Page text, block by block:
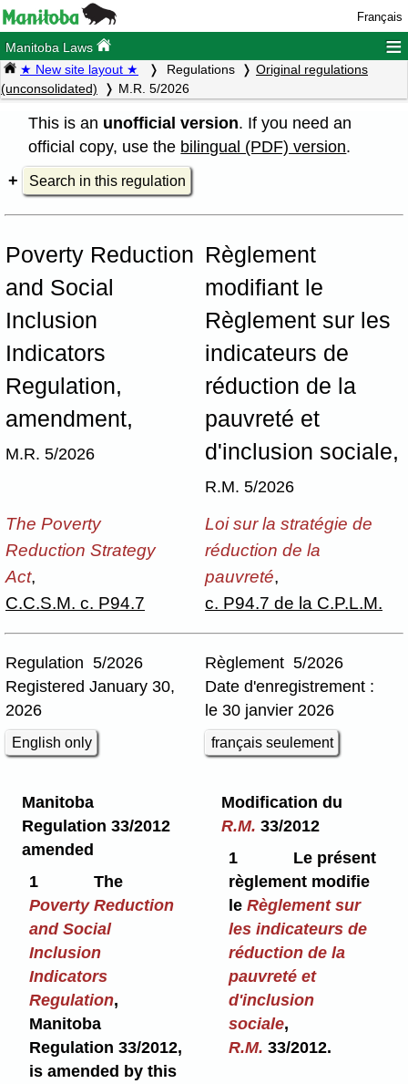
Français
Manitoba Laws ≡
★ New site layout ★ Regulations
Original regulations
(unconsolidated)
M.R. 5/2026
This is an unofficial version. If you need an
official copy, use the bilingual (PDF) version.
Search in this regulation
Poverty Reduction
and Social
Inclusion
Indicators
Regulation,
amendment,
M.R. 5/2026
Règlement
modifiant le
Règlement sur les
indicateurs de
réduction de la
pauvreté et
d'inclusion sociale,
R.M. 5/2026
The Poverty
Reduction Strategy
Act,
C.C.S.M. c. P94.7
Loi sur la stratégie de
réduction de la
pauvreté,
c. P94.7 de la C.P.L.M.
Regulation 5/2026
Registered January 30,
2026
English only
Règlement 5/2026
Date d'enregistrement :
le 30 janvier 2026
français seulement
Manitoba
Regulation 33/2012
amended
1
The
Poverty Reduction
and Social
Inclusion
Indicators
Regulation,
Manitoba
Regulation 33/2012,
is amended by this
Modification du
R.M. 33/2012
1
Le présent
règlement modifie
leRèglement sur
les indicateurs de
réduction de la
pauvreté et
d'inclusion
sociale,
R.M.33/2012.